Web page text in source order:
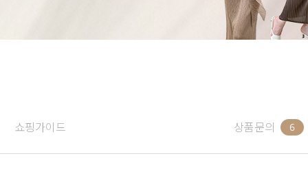
쇼핑가이드 상품문의 6